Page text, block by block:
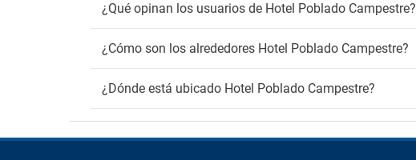
¿Qué opinan los usuarios de Hotel Poblado Campestre?
¿Cómo son los alrededores Hotel Poblado Campestre?
¿Dónde está ubicado Hotel Poblado Campestre?